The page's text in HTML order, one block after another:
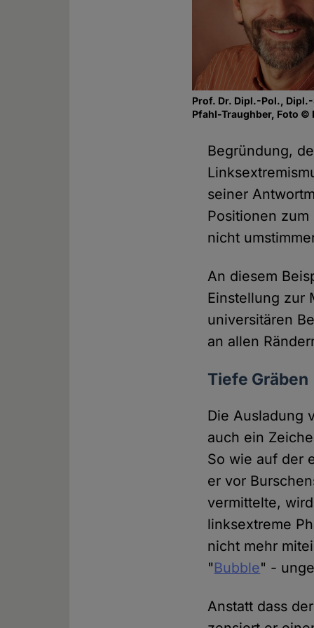
Prof. Dr. Dipl.-Pol.,
Pfahl-Traughber, Foto ©
Begründung,
seiner
Positionen
nicht
An diesem
Einstellung zur
universitären
an allen
Tiefe Gräben
Die Ausladung
auch ein
So wie auf der
er vor
vermittelte,
linksextreme
nicht mehr
"Bubble" -
Anstatt dass